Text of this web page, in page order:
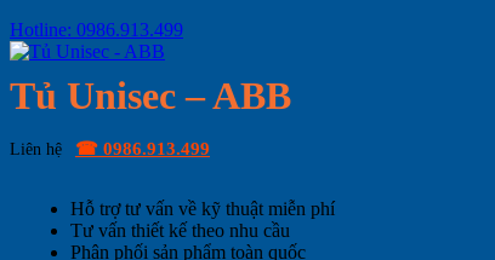
Hotline: 0986.913.499
Tủ Unisec – ABB
Liên hệ ☎ 0986.913.499
Hỗ trợ tư vấn về kỹ thuật miễn phí
Tư vấn thiết kế theo nhu cầu
Phân phối sản phẩm toàn quốc